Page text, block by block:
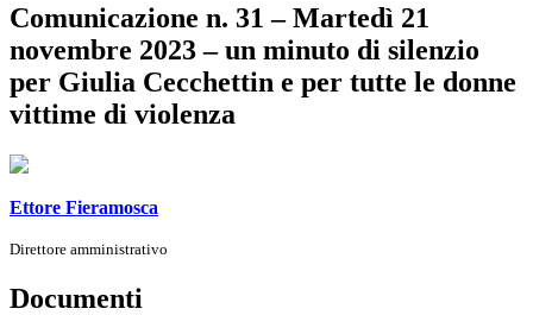
Comunicazione n. 31 – Martedì 21
novembre 2023 – un minuto di silenzio
per Giulia Cecchettin e per tutte le donne
vittime di violenza
Ettore Fieramosca
Direttore amministrativo
Documenti